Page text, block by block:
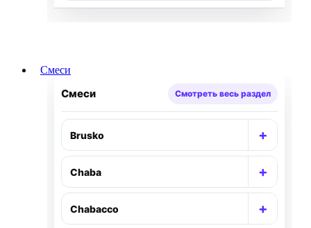
Смеси
Смеси Смотреть весь раздел
Brusko +
Chaba +
Chabacco +